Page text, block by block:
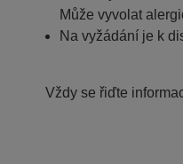
Může vyvolat
Na vyžádání je k
Vždy se řiďte